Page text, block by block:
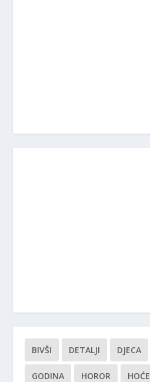
BIVŠI DETALJI DJECA
GODINA HOROR HOĆE